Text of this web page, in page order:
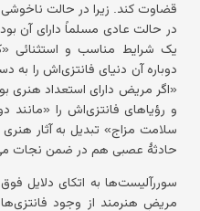
قضاوت کند. زیرا در حالت
در حالت عادی مسلماً دارای آن
یک شرایط مناسب و استثنائی
دوباره آن دنیای فانتزی‌اش را
«اگر مریض دارای استعداد هنری
و رؤیاهای فانتزی‌اش را
سلامت مزاج» تبدیل به آثار
حادثهٔ عصبی هم در ضمن نجات
سوررآلیست‌ها به اتکای دلایل
مریضِ هنرمند از وجود